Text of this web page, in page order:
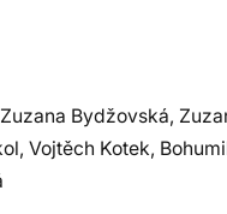
Bydžovská,
Vojtěch Kotek,